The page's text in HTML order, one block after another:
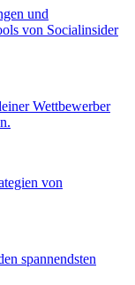
und
von Socialinsider
Wettbewerber
von
spannendsten